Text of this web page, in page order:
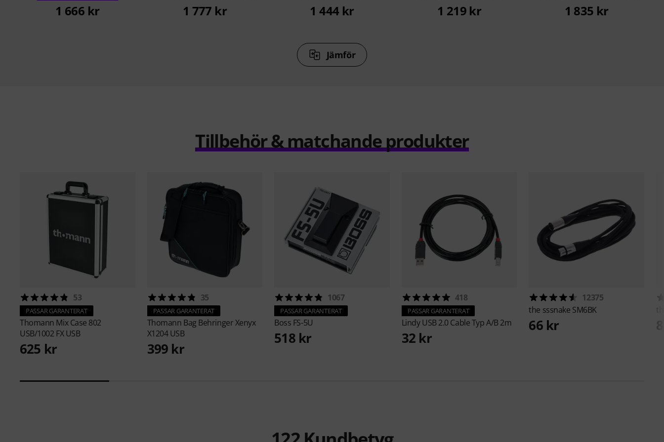
1 666 kr 1 777 kr 1 444 kr 1 219 kr 1 835 kr
Jämför
Tillbehör & matchande produkter
53
PASSAR GARANTERAT
Thomann Mix Case 802
USB/1002 FX USB
625 kr
35
PASSAR GARANTERAT
Thomann Bag Behringer Xenyx
X1204 USB
399 kr
1067
PASSAR GARANTERAT
Boss FS-5U
518 kr
418
PASSAR GARANTERAT
LindyUSB 2.0 Cable Typ A/B 2m
32 kr
12375
the sssnake SM6BK
66 kr